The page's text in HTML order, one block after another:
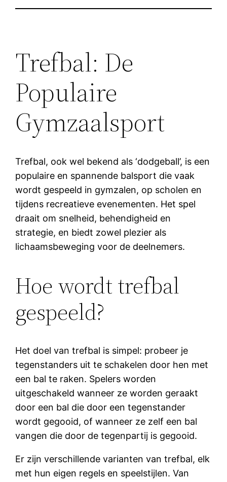
Trefbal: De
Populaire
Gymzaalsport
Trefbal, ook wel bekend als ‘dodgeball’, is een
populaire en spannende balsport die vaak
wordt gespeeld in gymzalen, op scholen en
tijdens recreatieve evenementen. Het spel
draait om snelheid, behendigheid en
strategie, en biedt zowel plezier als
lichaamsbeweging voor de deelnemers.
Hoe wordt trefbal
gespeeld?
Het doel van trefbal is simpel: probeer je
tegenstanders uit te schakelen door hen met
een bal te raken. Spelers worden
uitgeschakeld wanneer ze worden geraakt
door een bal die door een tegenstander
wordt gegooid, of wanneer ze zelf een bal
vangen die door de tegenpartij is gegooid.
Er zijn verschillende varianten van trefbal, elk
met hun eigen regels en speelstijlen. Van